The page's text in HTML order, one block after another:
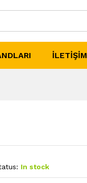
İLETIŞIM
In stock